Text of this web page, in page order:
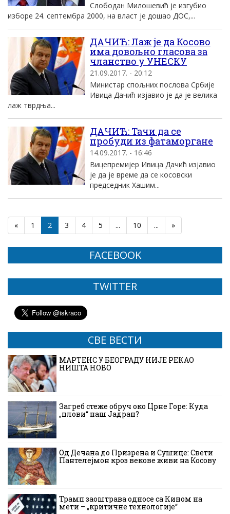
Слободан Милошевић је изгубио
изборе 24. септембра 2000, на власт је дошао ДОС,...
ДАЧИЋ: Лаж је да Косово
има довољно гласова за
чланство у УНЕСКУ
21.09.2017. - 20:12
Министар спољних послова Србије
Ивица Дачић изјавио је да је велика
лаж тврдња...
ДАЧИЋ: Тачи да се
пробуди из фатаморгане
14.09.2017. - 16:46
Вицепремијер Ивица Дачић изјавио
је да је време да се косовски
председник Хашим...
« 1 2 3 4 5 ... 10 ... »
FACEBOOK
TWITTER
СВЕ ВЕСТИ
МАРТЕНС У БЕОГРАДУ НИЈЕ РЕКАО
НИШТА НОВО
Загреб стеже обруч око Црне Горе: Куда
„плови“ наш Јадран?
Од Дечана до Призрена и Сушице: Свети
Пантелејмон кроз векове живи на Косову
Трамп заоштрава односе са Кином на
мети – „критичне технологије“